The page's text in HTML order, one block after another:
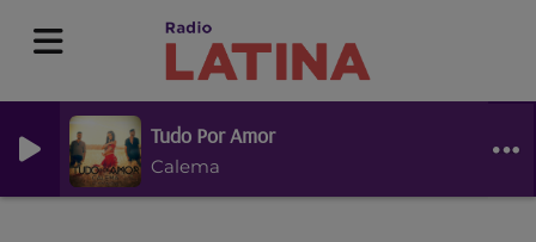
Tudo Por Amor
Calema